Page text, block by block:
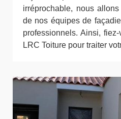
irréprochable, nous
de nos équipes de
professionnels. Ainsi,
LRC Toiture pour traiter